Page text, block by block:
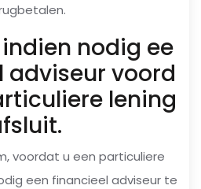
nodig ee
adviseur voord
lening
voordat u een particuliere
een financieel adviseur te